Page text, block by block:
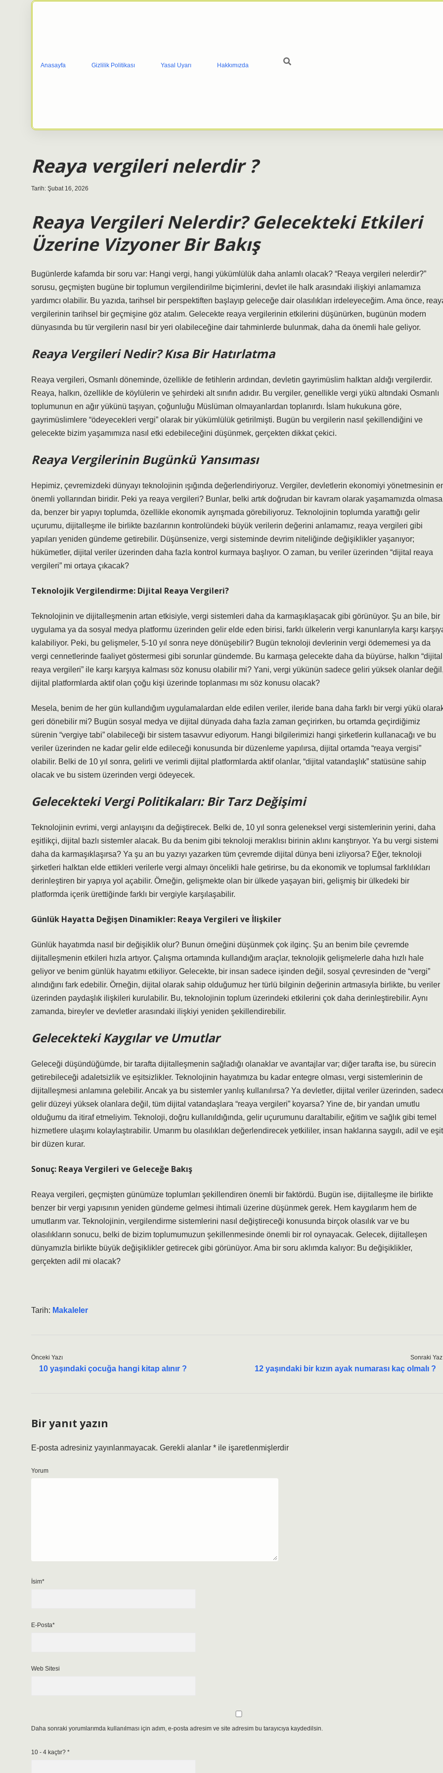
Anasayfa Gizlilik Politikası Yasal Uyarı Hakkımızda
Reaya vergileri nelerdir ?
Tarih: Şubat 16, 2026
Reaya Vergileri Nelerdir? Gelecekteki Etkileri
Üzerine Vizyoner Bir Bakış
Bugünlerde kafamda bir soru var: Hangi vergi, hangi yükümlülük daha anlamlı olacak? “Reaya vergileri nelerdir?”
sorusu, geçmişten bugüne bir toplumun vergilendirilme biçimlerini, devlet ile halk arasındaki ilişkiyi anlamamıza
yardımcı olabilir. Bu yazıda, tarihsel bir perspektiften başlayıp geleceğe dair olasılıkları irdeleyeceğim. Ama önce,
vergilerinin tarihsel bir geçmişine göz atalım. Gelecekte reaya vergilerinin etkilerini düşünürken, bugünün modern
dünyasında bu tür vergilerin nasıl bir yeri olabileceğine dair tahminlerde bulunmak, daha da önemli hale geliyor.
Reaya Vergileri Nedir? Kısa Bir Hatırlatma
Reaya vergileri, Osmanlı döneminde, özellikle de fetihlerin ardından, devletin gayrimüslim halktan aldığı vergilerdir.
Reaya, halkın, özellikle de köylülerin ve şehirdeki alt sınıfın adıdır. Bu vergiler, genellikle vergi yükü altındaki Osmanlı
toplumunun en ağır yükünü taşıyan, çoğunluğu Müslüman olmayanlardan toplanırdı. İslam hukukuna göre,
gayrimüslimlere “ödeyecekleri vergi” olarak bir yükümlülük getirilmişti. Bugün bu vergilerin nasıl şekillendiğini ve
gelecekte bizim yaşamımıza nasıl etki edebileceğini düşünmek, gerçekten dikkat çekici.
Reaya Vergilerinin Bugünkü Yansıması
Hepimiz, çevremizdeki dünyayı teknolojinin ışığında değerlendiriyoruz. Vergiler, devletlerin ekonomiyi yönetmesinin
önemli yollarından biridir. Peki ya reaya vergileri? Bunlar, belki artık doğrudan bir kavram olarak yaşamamızda olmasa
da, benzer bir yapıyı toplumda, özellikle ekonomik ayrışmada görebiliyoruz. Teknolojinin toplumda yarattığı gelir
uçurumu, dijitalleşme ile birlikte bazılarının kontrolündeki büyük verilerin değerini anlamamız, reaya vergileri gibi
yapıları yeniden gündeme getirebilir. Düşünsenize, vergi sisteminde devrim niteliğinde değişiklikler yaşanıyor;
hükümetler, dijital veriler üzerinden daha fazla kontrol kurmaya başlıyor. O zaman, bu veriler üzerinden “dijital reaya
vergileri” mi ortaya çıkacak?
Teknolojik Vergilendirme: Dijital Reaya Vergileri?
Teknolojinin ve dijitalleşmenin artan etkisiyle, vergi sistemleri daha da karmaşıklaşacak gibi görünüyor. Şu an bile, bir
uygulama ya da sosyal medya platformu üzerinden gelir elde eden birisi, farklı ülkelerin vergi kanunlarıyla karşı
kalabiliyor. Peki, bu gelişmeler, 5-10 yıl sonra neye dönüşebilir? Bugün teknoloji devlerinin vergi ödememesi ya da
vergi cennetlerinde faaliyet göstermesi gibi sorunlar gündemde. Bu karmaşa gelecekte daha da büyürse, halkın “dijital
reaya vergileri” ile karşı karşıya kalması söz konusu olabilir mi? Yani, vergi yükünün sadece geliri yüksek olanlar
dijital platformlarda aktif olan çoğu kişi üzerinde toplanması mı söz konusu olacak?
Mesela, benim de her gün kullandığım uygulamalardan elde edilen veriler, ileride bana daha farklı bir vergi yükü
geri dönebilir mi? Bugün sosyal medya ve dijital dünyada daha fazla zaman geçirirken, bu ortamda geçirdiğimiz
sürenin “vergiye tabi” olabileceği bir sistem tasavvur ediyorum. Hangi bilgilerimizi hangi şirketlerin kullanacağı ve bu
veriler üzerinden ne kadar gelir elde edileceği konusunda bir düzenleme yapılırsa, dijital ortamda “reaya vergisi”
olabilir. Belki de 10 yıl sonra, gelirli ve verimli dijital platformlarda aktif olanlar, “dijital vatandaşlık” statüsüne sahip
olacak ve bu sistem üzerinden vergi ödeyecek.
Gelecekteki Vergi Politikaları: Bir Tarz Değişimi
Teknolojinin evrimi, vergi anlayışını da değiştirecek. Belki de, 10 yıl sonra geleneksel vergi sistemlerinin yerini, daha
eşitlikçi, dijital bazlı sistemler alacak. Bu da benim gibi teknoloji meraklısı birinin aklını karıştırıyor. Ya bu vergi sistemi
daha da karmaşıklaşırsa? Ya şu an bu yazıyı yazarken tüm çevremde dijital dünya beni izliyorsa? Eğer, teknoloji
şirketleri halktan elde ettikleri verilerle vergi almayı öncelikli hale getirirse, bu da ekonomik ve toplumsal farklılıkları
derinleştiren bir yapıya yol açabilir. Örneğin, gelişmekte olan bir ülkede yaşayan biri, gelişmiş bir ülkedeki bir
platformda içerik ürettiğinde farklı bir vergiyle karşılaşabilir.
Günlük Hayatta Değişen Dinamikler: Reaya Vergileri ve İlişkiler
Günlük hayatımda nasıl bir değişiklik olur? Bunun örneğini düşünmek çok ilginç. Şu an benim bile çevremde
dijitalleşmenin etkileri hızla artıyor. Çalışma ortamında kullandığım araçlar, teknolojik gelişmelerle daha hızlı hale
geliyor ve benim günlük hayatımı etkiliyor. Gelecekte, bir insan sadece işinden değil, sosyal çevresinden de “vergi”
alındığını fark edebilir. Örneğin, dijital olarak sahip olduğumuz her türlü bilginin değerinin artmasıyla birlikte, bu veriler
üzerinden paydaşlık ilişkileri kurulabilir. Bu, teknolojinin toplum üzerindeki etkilerini çok daha derinleştirebilir. Aynı
zamanda, bireyler ve devletler arasındaki ilişkiyi yeniden şekillendirebilir.
Gelecekteki Kaygılar ve Umutlar
Geleceği düşündüğümde, bir tarafta dijitalleşmenin sağladığı olanaklar ve avantajlar var; diğer tarafta ise, bu sürecin
getirebileceği adaletsizlik ve eşitsizlikler. Teknolojinin hayatımıza bu kadar entegre olması, vergi sistemlerinin de
dijitalleşmesi anlamına gelebilir. Ancak ya bu sistemler yanlış kullanılırsa? Ya devletler, dijital veriler üzerinden,
gelir düzeyi yüksek olanlara değil, tüm dijital vatandaşlara “reaya vergileri” koyarsa? Yine de, bir yandan umutlu
olduğumu da itiraf etmeliyim. Teknoloji, doğru kullanıldığında, gelir uçurumunu daraltabilir, eğitim ve sağlık gibi temel
hizmetlere ulaşımı kolaylaştırabilir. Umarım bu olasılıkları değerlendirecek yetkililer, insan haklarına saygılı, adil ve eşit
bir düzen kurar.
Sonuç: Reaya Vergileri ve Geleceğe Bakış
Reaya vergileri, geçmişten günümüze toplumları şekillendiren önemli bir faktördü. Bugün ise, dijitalleşme ile birlikte
benzer bir vergi yapısının yeniden gündeme gelmesi ihtimali üzerine düşünmek gerek. Hem kaygılarım hem de
umutlarım var. Teknolojinin, vergilendirme sistemlerini nasıl değiştireceği konusunda birçok olasılık var ve bu
olasılıkların sonucu, belki de bizim toplumumuzun şekillenmesinde önemli bir rol oynayacak. Gelecek, dijitalleşen
dünyamızla birlikte büyük değişiklikler getirecek gibi görünüyor. Ama bir soru aklımda kalıyor: Bu değişiklikler,
gerçekten adil mi olacak?
Tarih: Makaleler
Önceki Yazı
10 yaşındaki çocuğa hangi kitap alınır ?
Sonraki
12 yaşındaki bir kızın ayak numarası kaç olmalı ?
Bir yanıt yazın
E-posta adresiniz yayınlanmayacak. Gerekli alanlar * ile işaretlenmişlerdir
Yorum
İsim*
E-Posta*
Web Sitesi
Daha sonraki yorumlarımda kullanılması için adım, e-posta adresim ve site adresim bu tarayıcıya kaydedilsin.
10 - 4 kaçtır? *